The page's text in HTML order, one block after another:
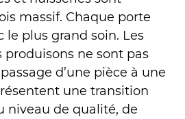
massif. Chaque porte
le plus grand soin. Les
produisons ne sont pas
d’une pièce à une
une transition
niveau de qualité, de